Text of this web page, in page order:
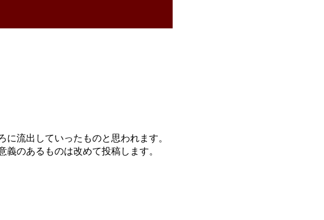
流出していったものと思われます。
のあるものは改めて投稿します。